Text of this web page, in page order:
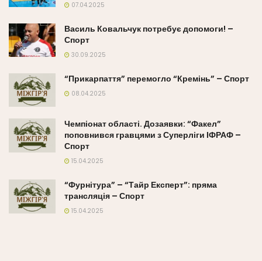
07.04.2025
Василь Ковальчук потребує допомоги! –
Спорт
30.09.2025
“Прикарпаття” перемогло “Кремінь” – Спорт
08.04.2025
Чемпіонат області. Дозаявки: “Факел”
поповнився гравцями з Суперліги ІФРАФ –
Спорт
15.04.2025
“Фурнітура” – “Тайр Експерт”: пряма
трансляція – Спорт
15.04.2025